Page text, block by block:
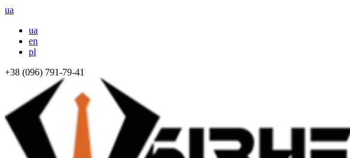
ua
ua
en
pl
+38 (096) 791-79-41